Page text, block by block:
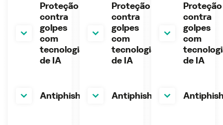
Proteção
contra
golpes
com
tecnologia
de IA
Proteção
contra
golpes
com
tecnologia
de IA
Proteção
contra
golpes
com
de IA
Antiphishing Antiphishing